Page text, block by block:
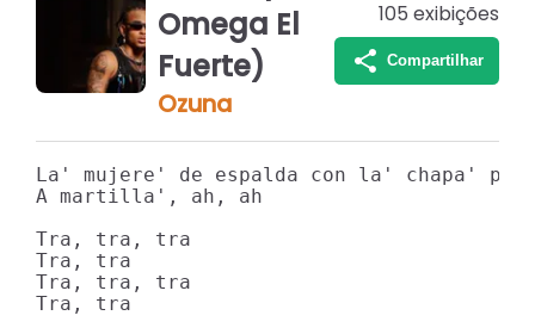
Omega El
Fuerte)
Ozuna
105 exibições
Compartilhar
La' mujere' de espalda con la' chapa'
A martilla', ah, ah
Tra, tra, tra
Tra, tra
Tra, tra, tra
Tra, tra